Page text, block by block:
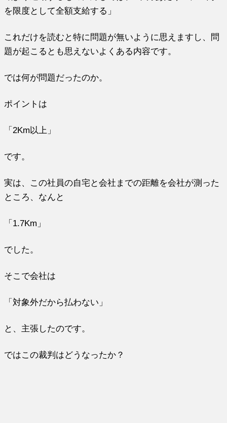
を限度として全額支給する 」
これだけを読むと特に問題が無いように思えますし、問
題が起こるとも思えないよくある内容です。
では何が問題だったのか。
ポイントは
「2Km以上」
です。
実は、この社員の自宅と会社 までの距離を会社が測った
ところ、なんと
「1.7Km」
でした。
そこで会社は
「対象外だから払わない」
と、主張したのです。
ではこの裁判はどうなったか？